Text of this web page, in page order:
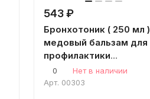
543 ₽
Бронхотоник ( 250 мл )
медовый бальзам для
профилактики
простудных и бронхо-
легочных заболеваний
0
Нет в наличии
Арт. 00303